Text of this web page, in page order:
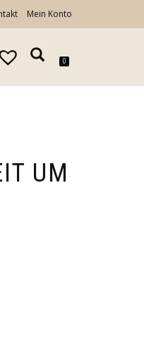
Mein Konto
0
UM